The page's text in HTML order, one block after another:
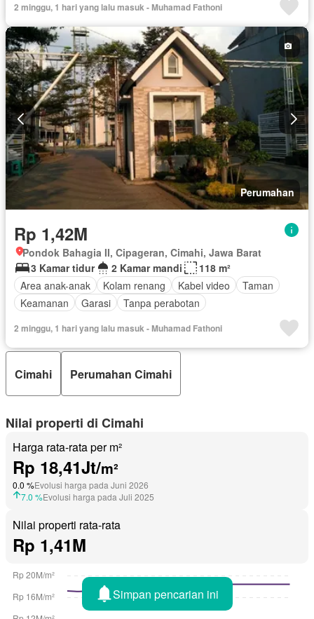
2 minggu, 1 hari yang lalu masuk - Muhamad Fathoni
Perumahan
Rp 1,42M
Pondok Bahagia II, Cipageran, Cimahi, Jawa Barat
3 Kamar tidur
2 Kamar mandi
118 m²
Area anak-anak
Kolam renang Kabel video
Taman
Keamanan
Garasi Tanpa perabotan
2 minggu, 1 hari yang lalu masuk - Muhamad Fathoni
Cimahi Perumahan Cimahi
Nilai properti di Cimahi
Harga rata-rata per m²
Rp 18,41Jt/m²
0.0 %Evolusi harga pada Juni 2026
7.0 %Evolusi harga pada Juli 2025
Nilai properti rata-rata
Rp 1,41M
Simpan pencarian ini